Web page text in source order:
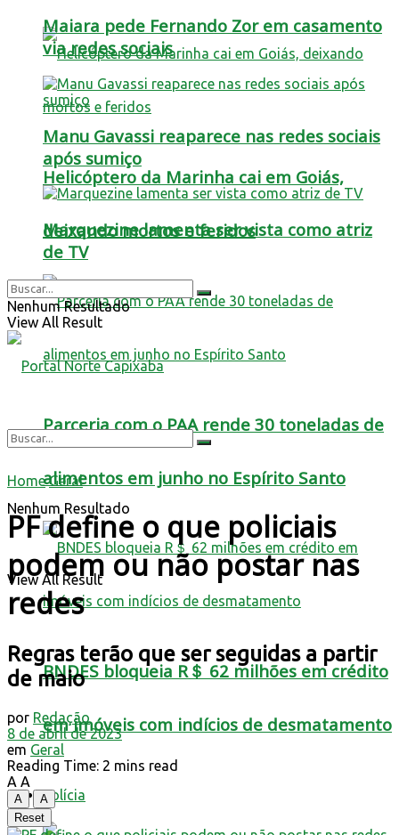
Helicóptero da Marinha cai em Goiás,
deixando mortos e feridos
Parceria com o PAA rende 30 toneladas de
alimentos em junho no Espírito Santo
BNDES bloqueia R＄ 62 milhões em crédito
em imóveis com indícios de desmatamento
Polícia
Maiara pede Fernando Zor em casamento
via redes sociais
Manu Gavassi reaparece nas redes sociais
após sumiço
Marquezine lamenta ser vista como atriz
de TV
Nenhum Resultado
View All Result
Nenhum Resultado
View All Result
Home Geral
PF define o que policiais
podem ou não postar nas
redes
Regras terão que ser seguidas a partir
de maio
por Redação
8 de abril de 2023
em Geral
Reading Time: 2 mins read
A A
A
A
Reset